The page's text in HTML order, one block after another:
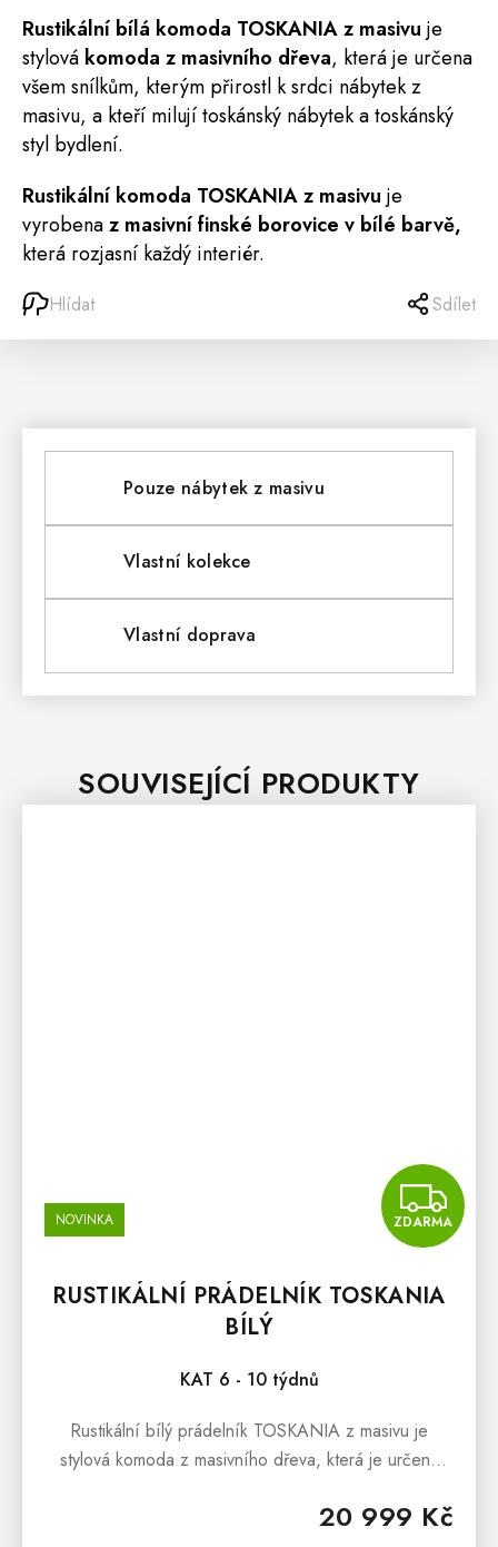
Rustikální bílá komoda TOSKANIAz masivu je
stylová komoda z masivního dřeva, která je určena
všem snílkům, kterým přirostl k srdci nábytek z
masivu, a kteří milují toskánský nábytek a toskánský
styl bydlení.
Rustikální komoda TOSKANIA z masivu je
vyrobenaz masivní finské borovice v bílé barvě,
která rozjasní každý interiér.
Hlídat Sdílet
Pouze nábytek z masivu
Vlastní kolekce
Vlastní doprava
SOUVISEJÍCÍ PRODUKTY
NOVINKA ZDARMA
RUSTIKÁLNÍ PRÁDELNÍK TOSKANIA
BÍLÝ
KAT 6 - 10 týdnů
20 999 Kč
Rustikální bílý prádelník TOSKANIA z masivu je
stylová komoda z masivního dřeva, která je určena
a kteří milují toskánský...